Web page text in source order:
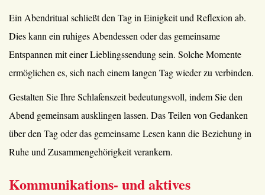
Ein Abendritual schließt den Tag in Einigkeit und Reflexion ab.
Dies kann ein ruhiges Abendessen oder das gemeinsame
Entspannen mit einer Lieblingssendung sein. Solche Momente
ermöglichen es, sich nach einem langen Tag wieder zu verbinden.
Gestalten Sie Ihre Schlafenszeit bedeutungsvoll, indem Sie den
Abend gemeinsam ausklingen lassen. Das Teilen von Gedanken
über den Tag oder das gemeinsame Lesen kann die Beziehung in
Ruhe und Zusammengehörigkeit verankern.
Kommunikations- und aktives